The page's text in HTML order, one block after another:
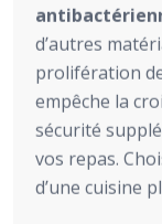
d’autres
prolifération
empêche la
sécurité
vos repas.
d’une cuisine